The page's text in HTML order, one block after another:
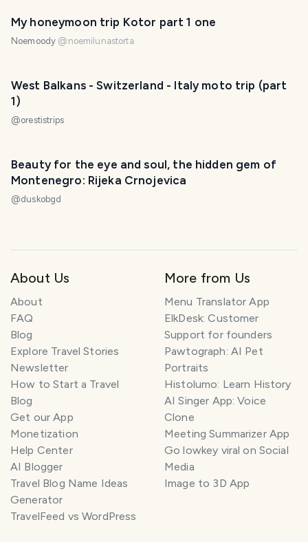
My honeymoon trip Kotor part 1 one
Noemoody @ noemilunastorta
West Balkans - Switzerland - Italy moto trip (part
1)
@orestistrips
Beauty for the eye and soul, the hidden gem of
Montenegro: Rijeka Crnojevica
@duskobgd
About Us
About
FAQ
Blog
Explore Travel Stories
Newsletter
How to Start a Travel
Blog
Get our App
Monetization
Help Center
AI Blogger
Travel Blog Name Ideas
Generator
TravelFeed vs WordPress
More from Us
Menu Translator App
ElkDesk: Customer
Support for founders
Pawtograph: AI Pet
Portraits
Histolumo: Learn History
AI Singer App: Voice
Clone
Meeting Summarizer App
Go lowkey viral on Social
Media
Image to 3D App